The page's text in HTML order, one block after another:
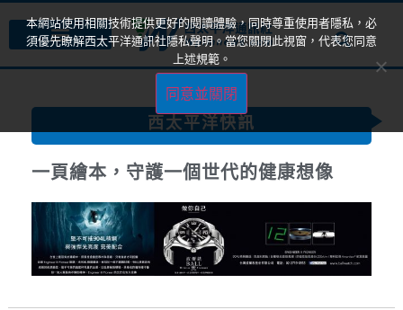
西太平洋快訊
一頁繪本，守護一個世代的健康想像
本網站使用相關技術提供更好的閱讀體驗，同時尊重使用者隱私，必
須優先瞭解西太平洋通訊社隱私聲明。當您關閉此視窗，代表您同意
上述規範。
同意並關閉